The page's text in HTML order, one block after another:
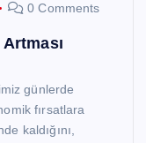
0 Comments
günlerde
fırsatlara
kaldığını,